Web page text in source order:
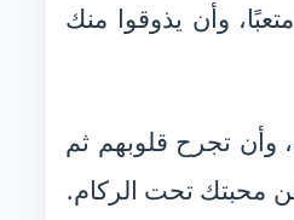
وأن يذوقوا منك
وأن تجرح قلوبهم ثم
محبتك تحت الركام.